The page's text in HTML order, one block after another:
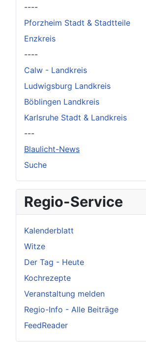
----
Pforzheim Stadt & Stadtteile
Enzkreis
----
Calw - Landkreis
Ludwigsburg Landkreis
Böblingen Landkreis
Karlsruhe Stadt & Landkreis
---
Blaulicht-News
Suche
Regio-Service
Kalenderblatt
Witze
Der Tag - Heute
Kochrezepte
Veranstaltung melden
Regio-Info - Alle Beiträge
FeedReader